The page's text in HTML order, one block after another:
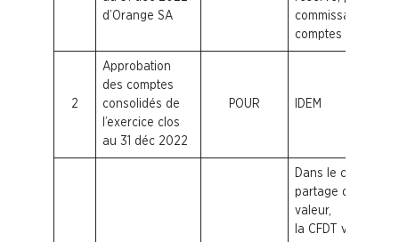
d’Orange SA
commissaires aux
comptes
2
Approbation
des comptes
consolidés de
l’exercice clos
au 31 déc 2022
POUR IDEM
Dans le cadre du
partage de la
valeur,
la CFDT
veille à